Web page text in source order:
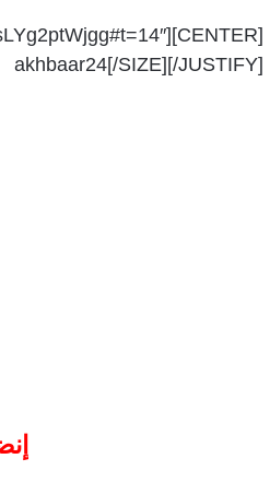
[CENTER][SITECODE=”youtube sLYg2ptWjgg#t=14″].[/SITECODE][/CENTER]
akhbaar24[/SIZE][/JUSTIFY]